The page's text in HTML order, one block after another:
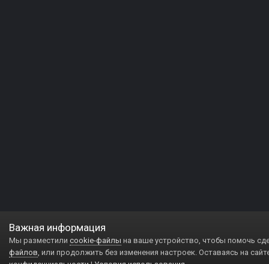
Важная информация
Мы разместили cookie-файлы на ваше устройство, чтобы помочь
файлов, или продолжить без изменения настроек. Оставаясь на